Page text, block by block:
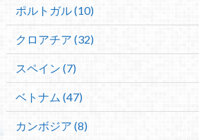
ポルトガル (10)
クロアチア (32)
スペイン (7)
ベトナム (47)
カンボジア (8)